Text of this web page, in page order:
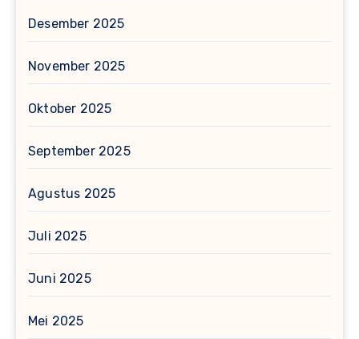
Desember 2025
November 2025
Oktober 2025
September 2025
Agustus 2025
Juli 2025
Juni 2025
Mei 2025